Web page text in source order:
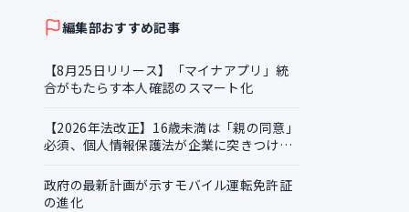
編集部おすすめ記事
【8月25日リリース】「マイナアプリ」統
合がもたらす本人確認のスマート化
【2026年法改正】16歳未満は「親の同意」
必須、個人情報保護法が企業に突きつける
政府の最新計画が示すモバイル運転免許証
の進化